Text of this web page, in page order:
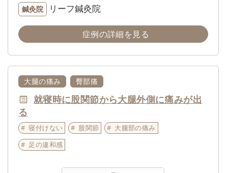
鍼灸院 リーフ鍼灸院
症例の詳細を見る
大腿の痛み 臀部痛
就寝時に股関節から大腿外側に痛みが出
る
寝付けない 股関節
大腿部の痛み
足の違和感